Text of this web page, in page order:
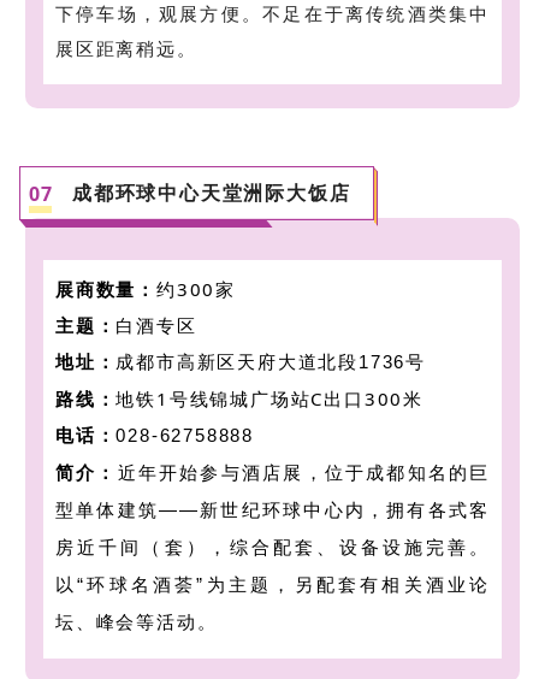
下停车场，观展方便 。不足在于离传统酒类集中
展区距离稍远。
07 成都环球中心天堂洲际大饭店
展商数量： 约300家
主题： 白酒专区
地址： 成都市高新区天府大道北段1736号
路线：地铁1号线锦城广场站C出口300米
电话：028-62758888
简介： 近年开始参与酒店展，位于成都知名的巨
型单体建筑——新世纪环球中心内，拥有各式客
房近千间（套），综合配套、设备设施完善。
以“环球名酒荟”为主题，另配套有相关酒业论
坛、峰会等活动。